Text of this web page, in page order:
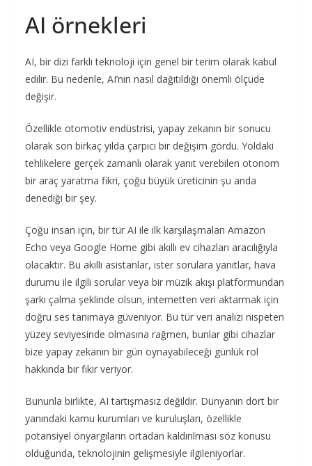
AI örnekleri
AI, bir dizi farklı teknoloji için genel bir terim olarak kabul
edilir. Bu nedenle, AI’nın nasıl dağıtıldığı önemli ölçüde
değişir.
Özellikle otomotiv endüstrisi, yapay zekanın bir sonucu
olarak son birkaç yılda çarpıcı bir değişim gördü. Yoldaki
tehlikelere gerçek zamanlı olarak yanıt verebilen otonom
bir araç yaratma fikri, çoğu büyük üreticinin şu anda
denediği bir şey.
Çoğu insan için, bir tür AI ile ilk karşılaşmaları Amazon
Echo veya Google Home gibi akıllı ev cihazları aracılığıyla
olacaktır. Bu akıllı asistanlar, ister sorulara yanıtlar, hava
durumu ile ilgili sorular veya bir müzik akışı platformundan
şarkı çalma şeklinde olsun, internetten veri aktarmak için
doğru ses tanımaya güveniyor. Bu tür veri analizi nispeten
yüzey seviyesinde olmasına rağmen, bunlar gibi cihazlar
bize yapay zekanın bir gün oynayabileceği günlük rol
hakkında bir fikir veriyor.
Bununla birlikte, AI tartışmasız değildir. Dünyanın dört bir
yanındaki kamu kurumları ve kuruluşları, özellikle
potansiyel önyargıların ortadan kaldırılması söz konusu
olduğunda, teknolojinin gelişmesiyle ilgileniyorlar.